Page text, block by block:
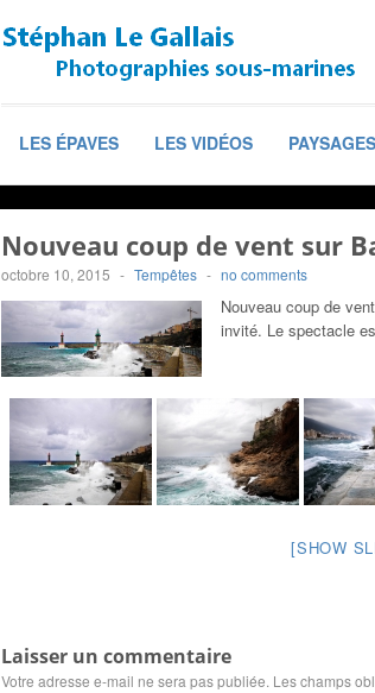
LES ÉPAVES LES VIDÉOS PAYSAGES
Nouveau coup de vent sur
octobre 10, 2015 - Tempêtes - no comments
Nouveau coup de
invité. Le spectacle
[SHOW
Laisser un commentaire
Votre adresse e-mail ne sera pas publiée. Les champs